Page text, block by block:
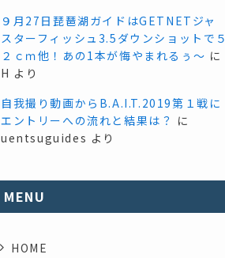
９月27日琵琶湖ガイドはGETNETジャ
スターフィッシュ3.5ダウンショットで５
２ｃｍ他！あの1本が悔やまれるぅ～ に
H より
自我撮り動画からB.A.I.T.2019第１戦に
エントリーへの流れと結果は？ に
uentsuguides より
MENU
HOME